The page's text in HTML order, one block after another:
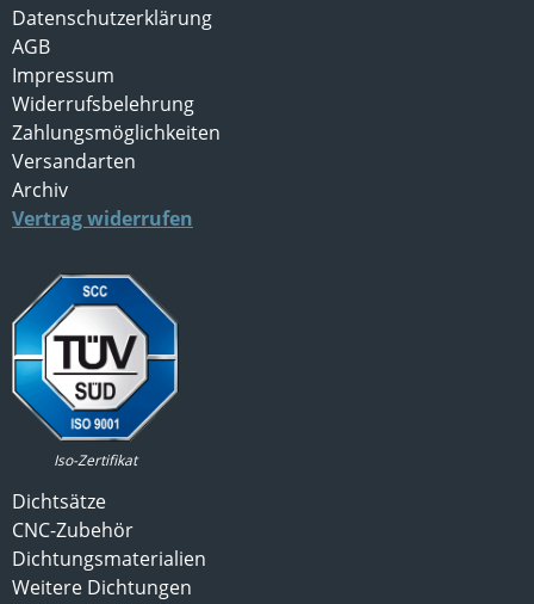
Datenschutzerklärung
AGB
Impressum
Widerrufsbelehrung
Zahlungsmöglichkeiten
Versandarten
Archiv
Vertrag widerrufen
Iso-Zertifikat
Dichtsätze
CNC-Zubehör
Dichtungsmaterialien
Weitere Dichtungen